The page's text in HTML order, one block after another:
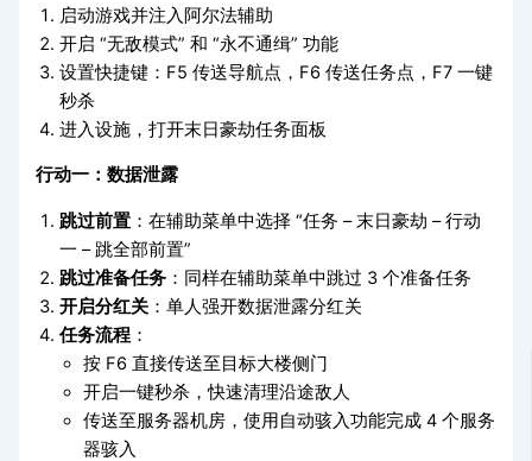
启动游戏并注入阿尔法辅助
开启 “无敌模式” 和 “永不通缉” 功能
设置快捷键：F5 传送导航点，F6 传送任务点，F7 一键
秒杀
进入设施，打开末日豪劫任务面板
行动一：数据泄露
跳过前置 ：在辅助菜单中选择 “任务 – 末日豪劫 – 行动
一 – 跳全部前置”
跳过准备任务 ：同样在辅助菜单中跳过 3 个准备任务
开启分红关 ：单人强开数据泄露分红关
任务流程 ：
按 F6 直接传送至目标大楼侧门
开启一键秒杀，快速清理沿途敌人
传送至服务器机房，使用自动骇入功能完成 4 个服务
器骇入